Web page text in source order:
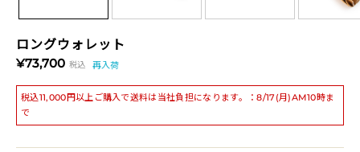
ロングウォレット
¥73,700 税込 再入荷
税込11,000円以上ご購入で送料は当社負担になります。：8/17(月)AM10時ま
で